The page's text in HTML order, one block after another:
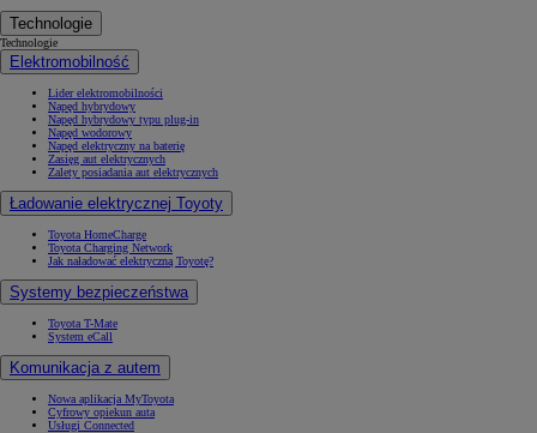
Technologie
Technologie
Elektromobilność
Lider elektromobilności
Napęd hybrydowy
Napęd hybrydowy typu plug-in
Napęd wodorowy
Napęd elektryczny na baterię
Zasięg aut elektrycznych
Zalety posiadania aut elektrycznych
Ładowanie elektrycznej Toyoty
Toyota HomeCharge
Toyota Charging Network
Jak naładować elektryczną Toyotę?
Systemy bezpieczeństwa
Toyota T-Mate
System eCall
Komunikacja z autem
Nowa aplikacja MyToyota
Cyfrowy opiekun auta
Usługi Connected